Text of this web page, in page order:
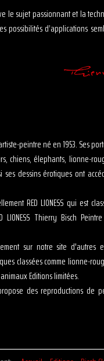
le sujet passionnant et la
possibilités d’applications
peintre né en 1953. Ses
chiens, élephants, lionne-
ses dessins érotiques ont
RED LIONESS qui est
LIONESS Thierry Bisch
sur notre site d'autres
classées comme lionne-
Editions limitées.
des reproductions de